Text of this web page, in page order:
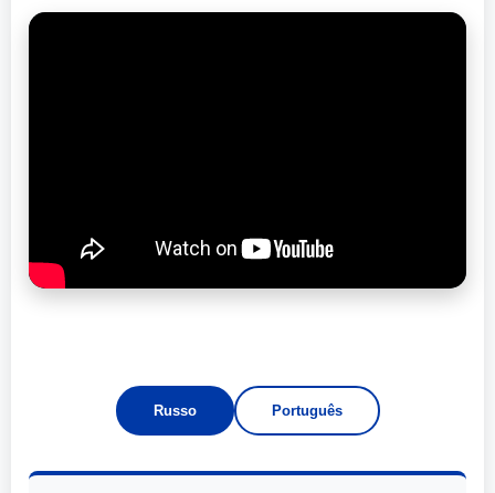
Russo Português